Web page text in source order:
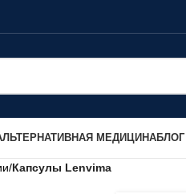
МЕДИЦИНАБЛОГ
/Капсулы Lenvima